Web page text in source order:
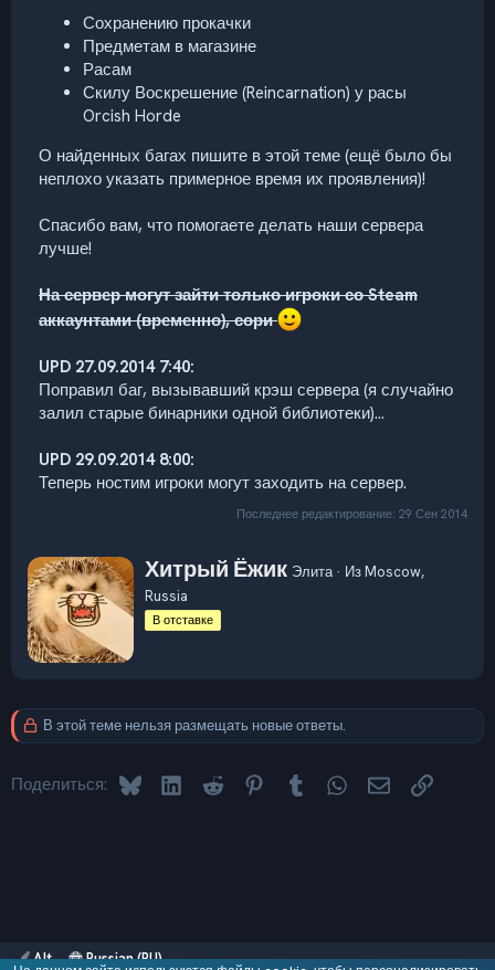
Сохранению прокачки
Предметам в магазине
Расам
Скилу Воскрешение (Reincarnation) у расы
Orcish Horde
О найденных багах пишите в этой теме (ещё было бы
неплохо указать примерное время их проявления)!
Спасибо вам, что помогаете делать наши сервера
лучше!
На сервер могут зайти только игроки со Steam
аккаунтами (временно), сори
UPD 27.09.2014 7:40:
Поправил баг, вызывавший крэш сервера (я случайно
залил старые бинарники одной библиотеки)...
UPD 29.09.2014 8:00:
Теперь ностим игроки могут заходить на сервер.
Последнее редактирование: 29 Сен 2014
А
в
т
Хитрый Ёжик Элита · ИзMoscow,
Russia
В отставке
В этой теме нельзя размещать новые ответы.
Поделиться: Bluesky LinkedInReddit PinterestTumblr WhatsApp
Электронная
Ссылка
Alt Russian (RU)